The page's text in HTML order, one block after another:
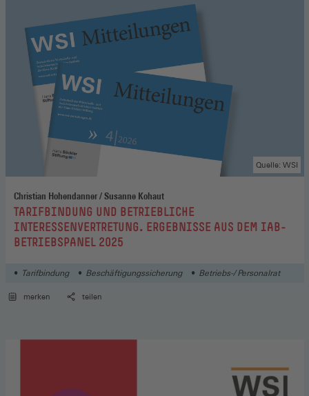
Christian Hohendanner / Susanne Kohaut
:
TARIFBINDUNG UND BETRIEBLICHE
INTERESSENVERTRETUNG. ERGEBNISSE AUS DEM IAB-
BETRIEBSPANEL 2025
Quelle: WSI
Tarifbindung Beschäftigungssicherung Betriebs-/ Personalrat
merken teilen